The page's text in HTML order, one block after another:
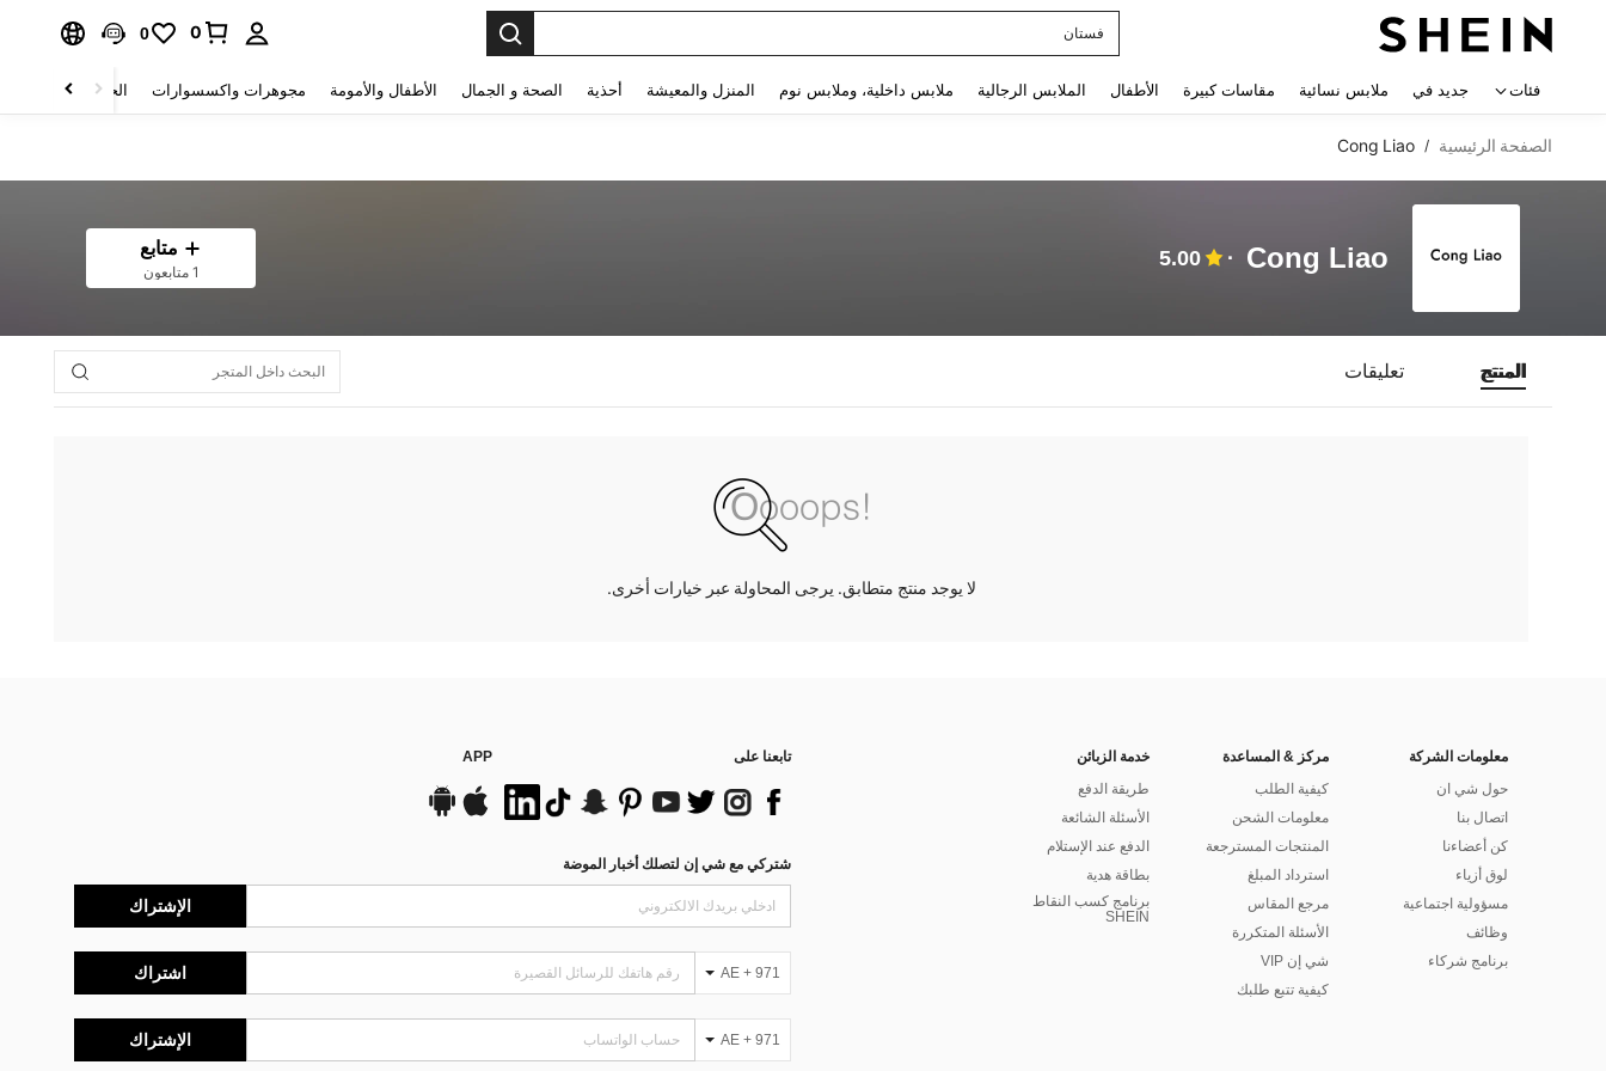
فستان
0
0
فئات جديد في ملابس نسائية مقاسات كبيرة الأطفال الملابس الرجالية ملابس داخلية، وملابس نوم المنزل والمعيشة أحذية الصحة و الجمال الأطفال والأمومة مجوهرات واكسسوارات الحقائب والأمتعة
الصفحة الرئيسية /
Cong Liao
Cong Liao
5.00 متابع
1 متابعون
المنتج تعليقات
لا يوجد منتج متطابق. يرجى المحاولة عبر خيارات أخرى.
معلومات الشركة
حول شي ان
اتصال بنا
كن أعضاءنا
لوق أزياء
مسؤولية اجتماعية
وظائف
برنامج شركاء
مركز & المساعدة
كيفية الطلب
معلومات الشحن
المنتجات المسترجعة
استرداد المبلغ
مرجع المقاس
الأسئلة المتكررة
شي إن VIP
كيفية تتبع طلبك
خدمة الزبائن
طريقة الدفع
الأسئلة الشائعة
الدفع عند الإستلام
بطاقة هدية
برنامج كسب النقاط
SHEIN
تابعنا على APP
شتركي مع شي إن لتصلك أخبار الموضة
الإشتراك
AE + 971 اشتراك
AE + 971 الإشتراك